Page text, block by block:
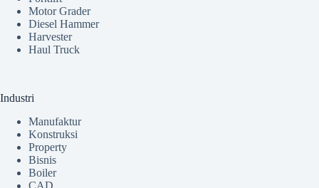
Motor Grader
Diesel Hammer
Harvester
Haul Truck
Industri
Manufaktur
Konstruksi
Property
Bisnis
Boiler
CAD